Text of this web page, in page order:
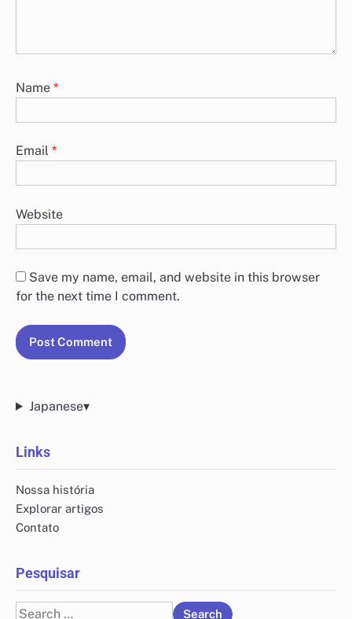
Name *
Email *
Website
Save my name, email, and website in this browser
for the next time I comment.
Japanese▾
Links
Nossa história
Explorar artigos
Contato
Pesquisar
Search